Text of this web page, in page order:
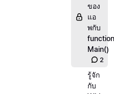
ของ
แอ
พกับ
function
Main()
2
รู้จัก
กับ